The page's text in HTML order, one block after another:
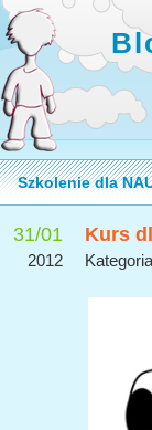
Szkolenie dla
31/01
2012
Kurs